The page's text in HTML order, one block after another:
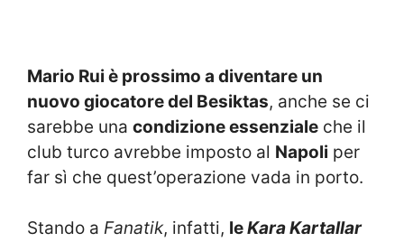
Mario Rui è prossimo a diventare un
nuovo giocatore del Besiktas, anche se ci
sarebbe una condizione essenziale che il
club turco avrebbe imposto al Napoli per
far sì che quest’operazione vada in porto.
Stando a Fanatik, infatti, leKara Kartallar